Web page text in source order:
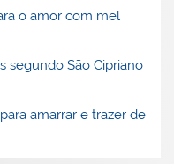
o amor com mel
segundo São Cipriano
amarrar e trazer de